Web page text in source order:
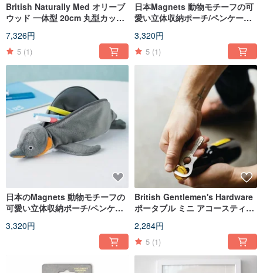
British Naturally Med オリーブ
ウッド 一体型 20cm 丸型カッテ
ディスプレイボード
7,326円
5 (1)
日本Magnets 動物モチーフの可
愛い立体収納ポーチ/ペンケース
3,320円
5 (1)
日本のMagnets 動物モチーフの
可愛い立体収納ポーチ/ペンケー
3,320円
British Gentlemen's Hardware
ポータブル ミニ アコースティッ
2,284円
5 (1)